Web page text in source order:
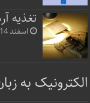
تغذیه
اسفند 14, 1400
الکترونیک به